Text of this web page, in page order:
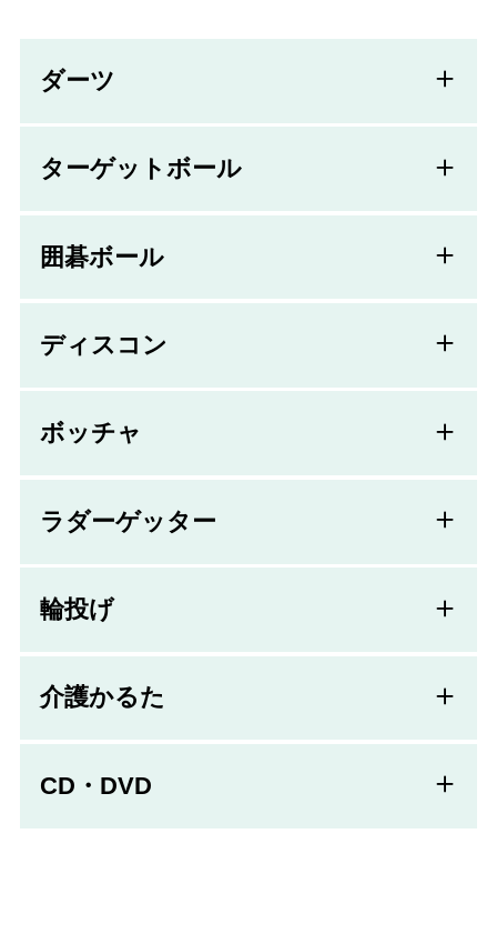
ダーツ
ターゲットボール
囲碁ボール
ディスコン
ボッチャ
ラダーゲッター
輪投げ
介護かるた
CD・DVD